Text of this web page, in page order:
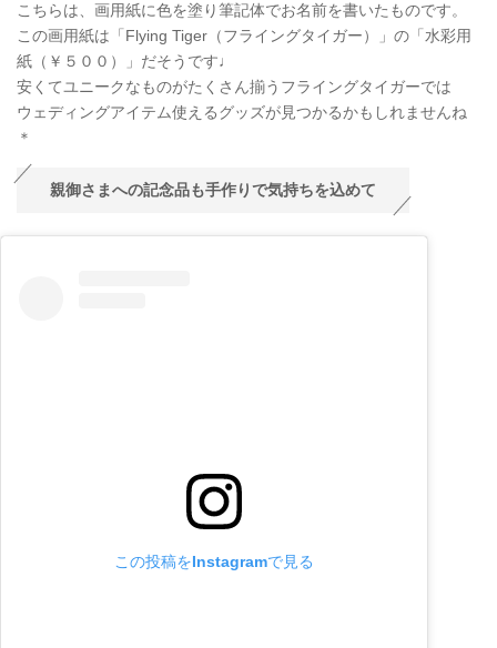
こちらは、画用紙に色を塗り筆記体でお名前を書いたものです。
この画用紙は「Flying Tiger（フライングタイガー）」の「水彩用
紙（￥５００）」だそうです♩
安くてユニークなものがたくさん揃うフライングタイガーでは
ウェディングアイテム使えるグッズが見つかるかもしれませんね
＊
親御さまへの記念品も手作りで気持ちを込めて
この投稿をInstagramで見る